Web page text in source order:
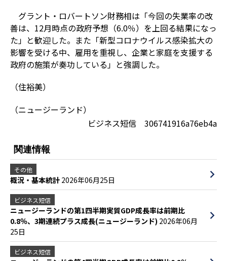
グラント・ロバートソン財務相は「今回の失業率の改
善は、12月時点の政府予想（6.0％）を上回る結果になっ
た」と歓迎した。また「新型コロナウイルス感染拡大の
影響を受ける中、雇用を重視し、企業と家庭を支援する
政府の施策が奏功している」と強調した。
（住裕美）
（ニュージーランド）
ビジネス短信 306741916a76eb4a
関連情報
その他
概況・基本統計 2026年06月25日
ビジネス短信
ニュージーランドの第1四半期実質GDP成長率は前期比
0.8％、3期連続プラス成長(ニュージーランド) 2026年06月
25日
ビジネス短信